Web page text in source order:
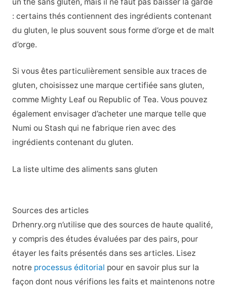
: certains thés contiennent des ingrédients contenant
du gluten, le plus souvent sous forme d’orge et de malt
d’orge.
Si vous êtes particulièrement sensible aux traces de
gluten, choisissez une marque certifiée sans gluten,
comme Mighty Leaf ou Republic of Tea. Vous pouvez
également envisager d’acheter une marque telle que
Numi ou Stash qui ne fabrique rien avec des
ingrédients contenant du gluten.
La liste ultime des aliments sans gluten
Sources des articles
Drhenry.org n’utilise que des sources de haute qualité,
y compris des études évaluées par des pairs, pour
étayer les faits présentés dans ses articles. Lisez
notre processus éditorial pour en savoir plus sur la
façon dont nous vérifions les faits et maintenons notre